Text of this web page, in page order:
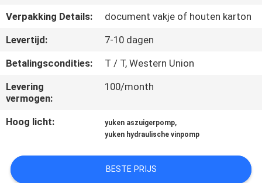
VERZOEK
OM EEN
CITAAT
SITEMAP
POLICY
Verpakking Details:
document vakje of houten karton
Levertijd:
7-10 dagen
Betalingscondities:
T / T, Western Union
Levering
vermogen:
100/month
Hoog licht: yuken aszuigerpomp,
yuken hydraulische vinpomp
BESTE PRIJS